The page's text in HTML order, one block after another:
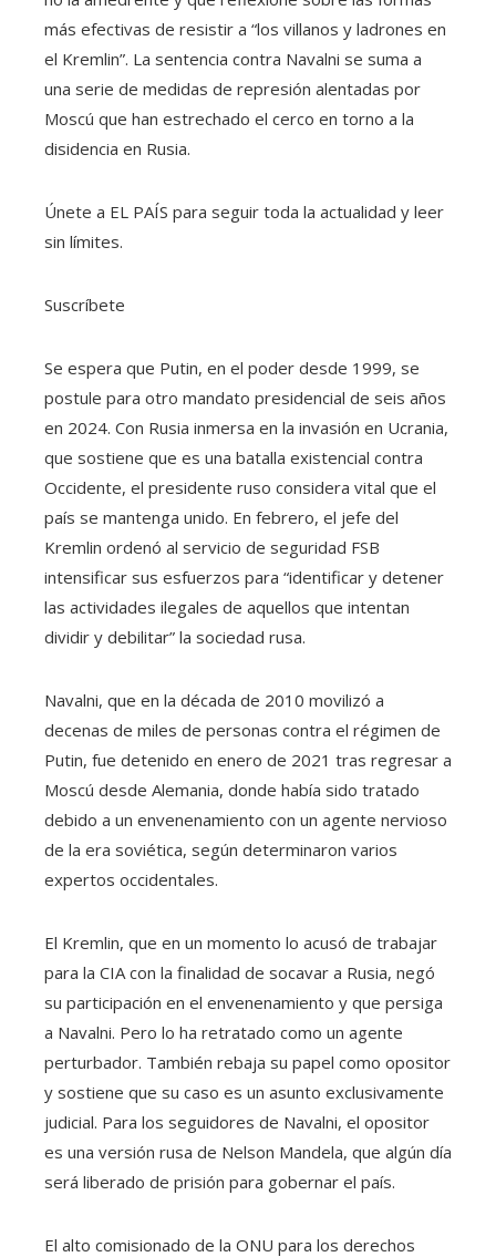
más efectivas de resistir a “los villanos y ladrones en
el Kremlin”. La sentencia contra Navalni se suma a
una serie de medidas de represión alentadas por
Moscú que han estrechado el cerco en torno a la
disidencia en Rusia.
Únete a EL PAÍS para seguir toda la actualidad y leer
sin límites.
Suscríbete
Se espera que Putin, en el poder desde 1999, se
postule para otro mandato presidencial de seis años
en 2024. Con Rusia inmersa en la invasión en Ucrania,
que sostiene que es una batalla existencial contra
Occidente, el presidente ruso considera vital que el
país se mantenga unido. En febrero, el jefe del
Kremlin ordenó al servicio de seguridad FSB
intensificar sus esfuerzos para “identificar y detener
las actividades ilegales de aquellos que intentan
dividir y debilitar” la sociedad rusa.
Navalni, que en la década de 2010 movilizó a
decenas de miles de personas contra el régimen de
Putin, fue detenido en enero de 2021 tras regresar a
Moscú desde Alemania, donde había sido tratado
debido a un envenenamiento con un agente nervioso
de la era soviética, según determinaron varios
expertos occidentales.
El Kremlin, que en un momento lo acusó de trabajar
para la CIA con la finalidad de socavar a Rusia, negó
su participación en el envenenamiento y que persiga
a Navalni. Pero lo ha retratado como un agente
perturbador. También rebaja su papel como opositor
y sostiene que su caso es un asunto exclusivamente
judicial. Para los seguidores de Navalni, el opositor
es una versión rusa de Nelson Mandela, que algún día
será liberado de prisión para gobernar el país.
El alto comisionado de la ONU para los derechos